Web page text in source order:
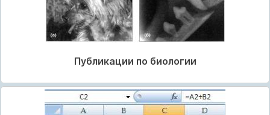
Публикации по биологии